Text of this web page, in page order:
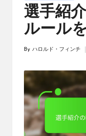
in
選手紹
ルール
By ハロルド・フィンチ